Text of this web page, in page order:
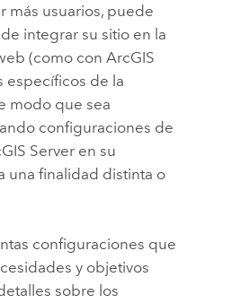
más usuarios, puede
integrar su sitio en la
(como conArcGIS
específicos de la
modo que sea
configuraciones de
Server en su
una finalidad distinta o
configuraciones que
y objetivos
sobre los